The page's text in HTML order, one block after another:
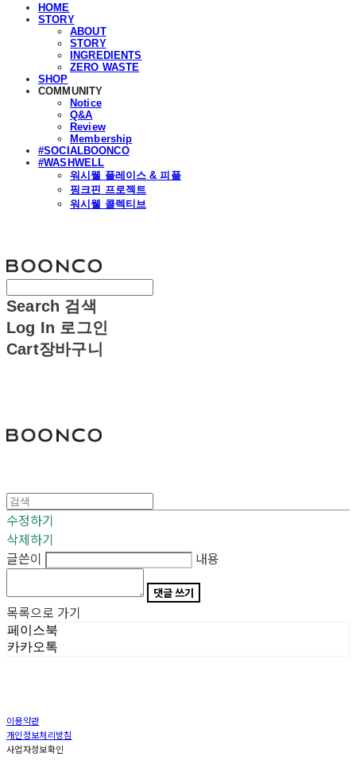
HOME
STORY
ABOUT
STORY
INGREDIENTS
ZERO WASTE
SHOP
COMMUNITY
Notice
Q&A
Review
Membership
#SOCIALBOONCO
#WASHWELL
워시웰 플레이스 & 피플
핑크핀 프로젝트
워시웰 콜렉티브
Search 검색
Log In 로그인
Cart장바구니
수정하기
삭제하기
글쓴이
내용
댓글 쓰기
목록으로 가기
페이스북
카카오톡
이용약관
개인정보처리방침
사업자정보확인